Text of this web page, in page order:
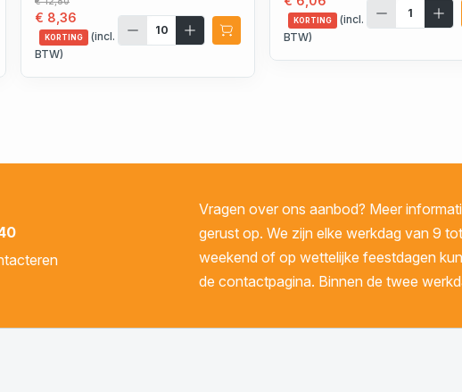
€ 8,36
KORTING
(incl.
BTW)
KORTING
(incl.
BTW)
Vragen over ons aanbod? Meer
gerust op. We zijn elke werkdag van 9
weekend of op wettelijke feestdagen
de contactpagina. Binnen de twee